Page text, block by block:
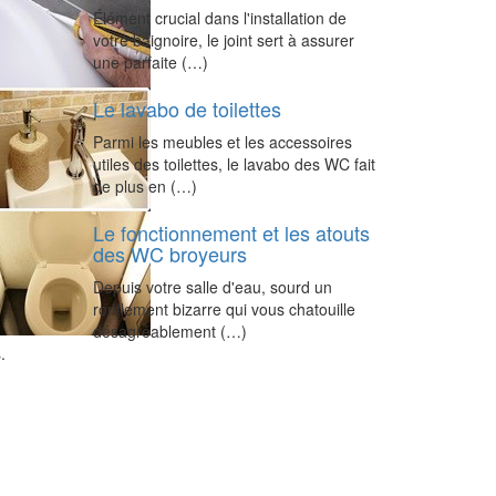
Élément crucial dans l'installation de
votre baignoire, le joint sert à assurer
une parfaite (…)
Le lavabo de toilettes
Parmi les meubles et les accessoires
utiles des toilettes, le lavabo des WC fait
de plus en (…)
Le fonctionnement et les atouts
des WC broyeurs
Depuis votre salle d'eau, sourd un
ronflement bizarre qui vous chatouille
désagréablement (…)